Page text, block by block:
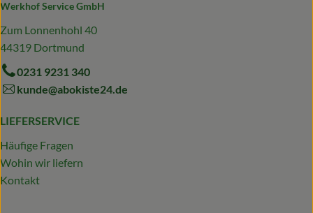
Werkhof Service GmbH
Zum Lonnenhohl 40
44319 Dortmund
0231 9231 340
kunde@abokiste24.de
LIEFERSERVICE
Häufige Fragen
Wohin wir liefern
Kontakt